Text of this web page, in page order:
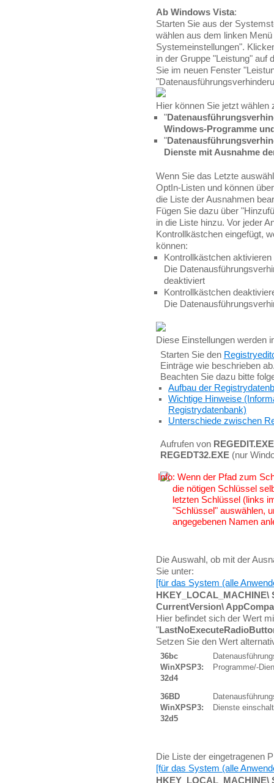
Ab Windows Vista:
Starten Sie aus der
wählen aus dem linken
Systemeinstellungen".
in der Gruppe "Leistung" auf
Sie im neuen Fenster
Hier können Sie jetzt wählen
"
Windows-Programme
"
Dienste mit Ausnahme
Wenn Sie das Letzte
OptIn-Listen und können
die Liste der Ausnahmen
Fügen Sie dazu über
in die Liste hinzu. Vor jeder
Kontrollkästchen eingefügt,
können:
Kontrollkästchen
Die
deaktiviert
Kontrollkästchen
Die
Diese Einstellungen werden
Starten Sie den
Einträge wie beschrieben
Beachten Sie dazu bitte
Aufbau der
Wichtige Hinweise
Registrydatenbank)
Unterschiede zwischen
Aufrufen von REGEDIT.EXE
REGEDT32.EXE(nur
Wenn der Pfad zum
die nötigen Schlüssel
letzten Schlüssel (links
"Schlüssel" auswählen,
angegebenen Namen
Die Auswahl, ob mit der
Sie unter:
[für das System (alle
CurrentVersion\
Hier befindet sich der Wert
"
Setzen Sie den Wert
36bc
WinXPSP3:
32d4
Programme/-
36BD
WinXPSP3:
32d5
Dienste
Die Liste der eingetragenen
[für das System (alle